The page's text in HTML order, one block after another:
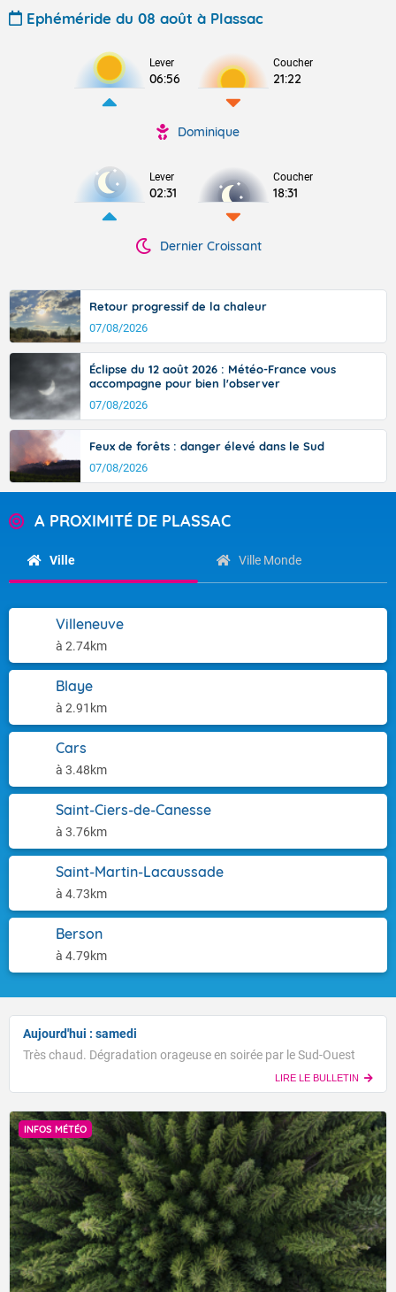
Ephéméride du 08 août à Plassac
Lever
06:56
Coucher
21:22
Dominique
Lever
02:31
Coucher
18:31
Dernier Croissant
Retour progressif de la chaleur
07/08/2026
Éclipse du 12 août 2026 : Météo-France vous
accompagne pour bien l'observer
07/08/2026
Feux de forêts : danger élevé dans le Sud
07/08/2026
A PROXIMITÉ DE PLASSAC
Ville Ville Monde
Villeneuve
à 2.74km
Blaye
à 2.91km
Cars
à 3.48km
Saint-Ciers-de-Canesse
à 3.76km
Saint-Martin-Lacaussade
à 4.73km
Berson
à 4.79km
Aujourd'hui : samedi
Très chaud. Dégradation orageuse en soirée par le Sud-Ouest
LIRE LE BULLETIN
INFOS MÉTÉO